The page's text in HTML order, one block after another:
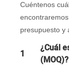
Cuéntenos
presupuesto y
1
¿Cuál
(MOQ)?